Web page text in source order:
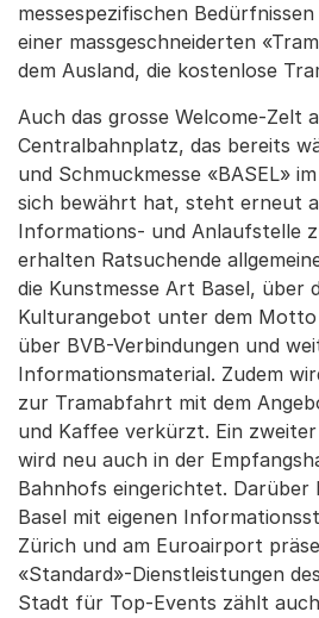
messespezifischen
einer massgeschneiderten
dem Ausland, die kostenlose
Auch das grosse Welcome-Zelt
Centralbahnplatz, das bereits
und Schmuckmesse «BASEL»
sich bewährt hat, steht erneut
Informations- und Anlaufstelle
erhalten Ratsuchende
die Kunstmesse Art Basel, über
Kulturangebot unter dem Motto
über BVB-Verbindungen und
Informationsmaterial. Zudem
zur Tramabfahrt mit dem
und Kaffee verkürzt. Ein
wird neu auch in der
Bahnhofs eingerichtet. Darüber
Basel mit eigenen
Zürich und am Euroairport
«Standard»-Dienstleistungen
Stadt für Top-Events zählt